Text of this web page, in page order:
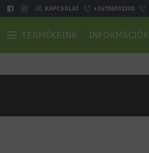
KAPCSOLAT +36706092300
TERMÉKEINK INFORMÁCIÓK